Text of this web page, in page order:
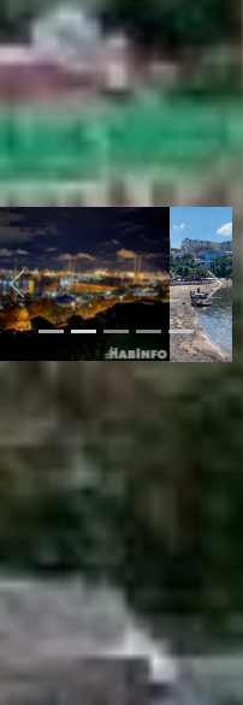
не опускается сильно
низко, как в том же
Хабаровске, но из-за
ветров и морского климата
ощущение холода и
промозглости достаточно
сильное. А такое не
каждому подойдёт и
понравится.
Previous Next
Цены на жильё
Во Владивостоке, как и в
Хабаровске, очень дорогая
жизнь, говорит мне
местная жительница.
Чтобы комфортно себя
чувствовать, зарплата
условии, что у вас будет
своя квартира, а не
съёмная, нужно получать
около 70 тысяч рублей в
месяц.
Ещё один минус – дорогое